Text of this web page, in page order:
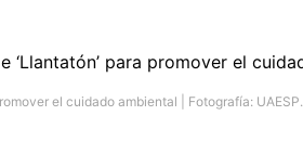
el cuidado ambiental | Fotografía: UAESP.